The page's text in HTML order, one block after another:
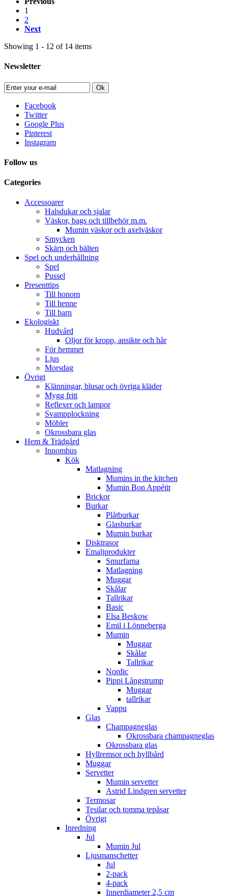
1
2
Next
Showing 1 - 12 of 14 items
Newsletter
Ok
Facebook
Twitter
Google Plus
Pinterest
Instagram
Follow us
Categories
Accessoarer
Halsdukar och sjalar
Väskor, bags och tillbehör m.m.
Mumin väskor och axelväskor
Smycken
Skärp och bälten
Spel och underhållning
Spel
Pussel
Presenttips
Till honom
Till henne
Till barn
Ekologiskt
Hudvård
Oljor för kropp, ansikte och hår
För hemmet
Ljus
Morsdag
Övrigt
Klänningar, blusar och övriga kläder
Mygg fritt
Reflexer och lampor
Svampplockning
Möbler
Okrossbara glas
Hem & Trädgård
Innomhus
Kök
Matlagning
Mumins in the kitchen
Mumin Bon Appétit
Brickor
Burkar
Plåtburkar
Glasburkar
Mumin burkar
Disktrasor
Emaljprodukter
Smurfarna
Matlagning
Muggar
Skålar
Tallrikar
Basic
Elsa Beskow
Emil i Lönneberga
Mumin
Muggar
Skålar
Tallrikar
Nordic
Pippi Långstrump
Muggar
tallrikar
Vappu
Glas
Champagneglas
Okrossbara champagneglas
Okrossbara glas
Hyllremsor och hyllbård
Muggar
Servetter
Mumin servetter
Astrid Lindgren servetter
Termosar
Tesilar och tomma tepåsar
Övrigt
Inredning
Jul
Mumin Jul
Ljusmanschetter
Jul
2-pack
4-pack
Innerdiameter 2,5 cm